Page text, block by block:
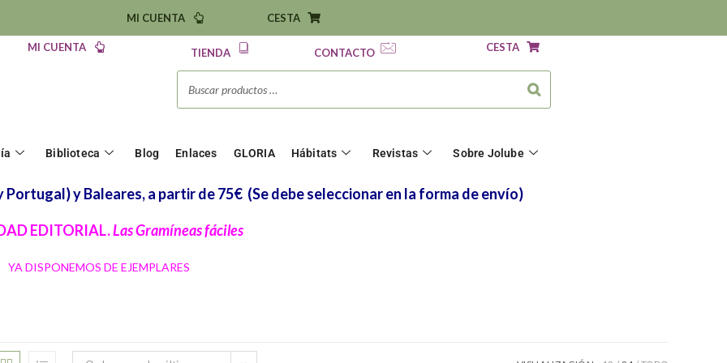
MI CUENTA CESTA
MI CUENTA TIENDA CONTACTO CESTA
Biblioteca Blog Enlaces GLORIA Hábitats Revistas Sobre Jolube
Portugal) y Baleares, a partir de 75€ (Se debe seleccionar en la forma de envío)
EDITORIAL.Las Gramíneas fáciles
YA DISPONEMOS DE EJEMPLARES